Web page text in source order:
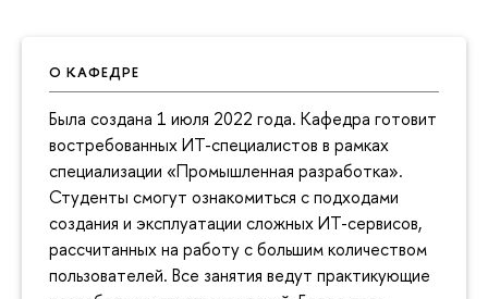
О КАФЕДРЕ
Была создана 1 июля 2022 года. Кафедра готовит
востребованных ИТ-специалистов в рамках
специализации «Промышленная разработка».
Студенты смогут ознакомиться с подходами
создания и эксплуатации сложных ИТ-сервисов,
рассчитанных на работу с большим количеством
пользователей. Все занятия ведут практикующие